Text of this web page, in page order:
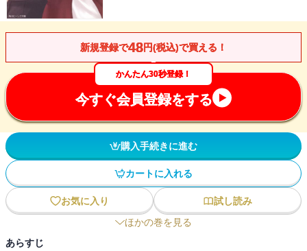
新規登録で48円(税込)で買える！
かんたん30秒登録！
今すぐ会員登録をする
購入手続きに進む
カートに入れる
お気に入り
試し読み
ほかの巻を見る
あらすじ